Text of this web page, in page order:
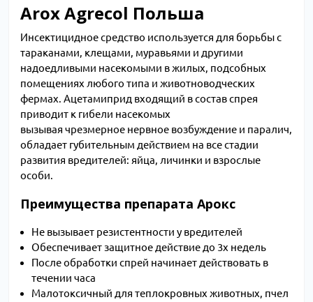
Arox Agrecol Польша
Инсектицидное средство используется для борьбы с
тараканами, клещами, муравьями и другими
надоедливыми насекомыми в жилых, подсобных
помещениях любого типа и животноводческих
фермах. Ацетамиприд входящий в состав спрея
приводит к гибели насекомых
вызывая чрезмерное нервное возбуждение и паралич,
обладает губительным действием на все стадии
развития вредителей: яйца, личинки и взрослые
особи.
Преимущества препарата Арокс
Не вызывает резистентности у вредителей
Обеспечивает защитное действие до 3х недель
После обработки спрей начинает действовать в
течении часа
Малотоксичный для теплокровных животных, пчел